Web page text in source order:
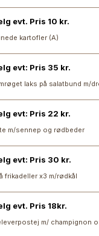
evt. Pris 10 kr.
kartofler (A)
evt: Pris 35 kr.
laks på salatbund m/
evt: Pris 22 kr.
m/sennep og rødbeder
evt: Pris 30 kr.
frikadeller x3 m/rødkål
evt. Pris 18kr.
m/ champignon